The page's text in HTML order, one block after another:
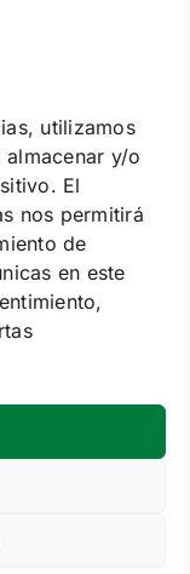
utilizamos
y/o
El
nos permitirá
de
en este